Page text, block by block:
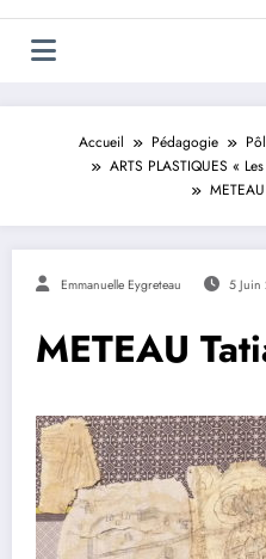
Accueil Pédagogie
ARTS PLASTIQUES «
Emmanuelle Eygreteau 5 Juin
METEAU